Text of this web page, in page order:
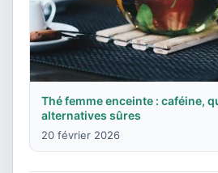
Thé femme enceinte : caféine,
alternatives sûres
20 février 2026